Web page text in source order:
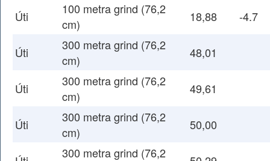
Úti
100 metra grind (76,2
cm)
18,88 -4.7
Úti
300 metra grind (76,2
cm)
48,01
Úti
300 metra grind (76,2
cm)
49,61
Úti
300 metra grind (76,2
cm)
50,00
300 metra grind (76,2